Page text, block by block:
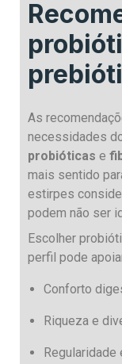
As
necessidades
probióticas e
mais sentido
estirpes
podem não ser
Escolher
perfil pode
Conforto
Riqueza e